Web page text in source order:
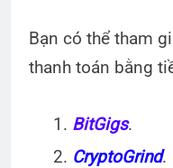
Bạn có thể tham
thanh toán bằng
BitGigs.
CryptoGrind.